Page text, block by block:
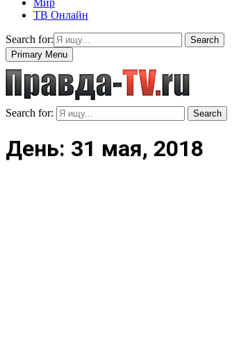
Мир
ТВ Онлайн
Search for:
Search
Primary Menu
Search for: Search
День: 31 мая, 2018